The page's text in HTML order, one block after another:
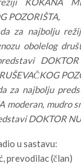
POZORIŠTA,
za najbolju
obolelog
za najbolju
moderan,
DOKTOR
u sastavu:
prevodilac (član)